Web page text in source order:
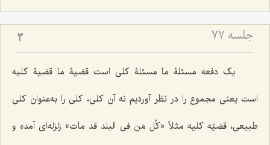
جلسه ۷۷ 3
یک دفعه مسئلۀ ما مسئلۀ کلی است قضیۀ ما قضیۀ کلیه
است یعنی مجموع را در نظر آوردیم نه آن کلی، کلی را به‌عنوان کلی
طبیعی، قضیّه کلیه مثلاً «کُل مَن فی البلد قد مات» زلزله‌ای آمده و